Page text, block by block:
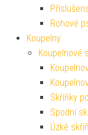
Rohové
Koupelny
Koupelnové
Skříňky
Spodní
Úzké